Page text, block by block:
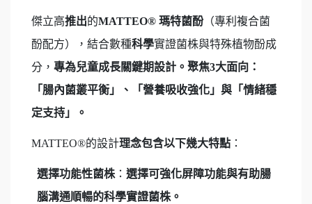
傑立高推出的MATTEO® 瑪特菌酚 （專利複合菌
酚配方），結合數種科學實證菌株與特殊植物酚成
分， 專為兒童成長關鍵期設計。 聚焦3大面向 ：
「腸內菌叢平衡」、「營養吸收強化」與「情緒穩
定支持」。
MATTEO®的設計理念包含以下幾大特點 ：
選擇功能性菌株： 選擇可強化屏障功能與有助腸
腦溝通順暢的科學實證菌株。